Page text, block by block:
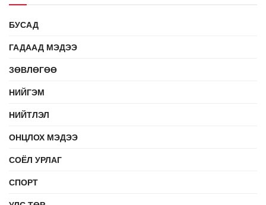
БУСАД
ГАДААД МЭДЭЭ
ЗӨВЛӨГӨӨ
НИЙГЭМ
НИЙТЛЭЛ
ОНЦЛОХ МЭДЭЭ
СОЁЛ УРЛАГ
СПОРТ